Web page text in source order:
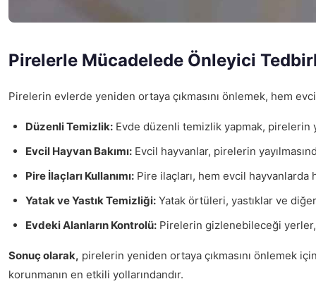
Pirelerle Mücadelede Önleyici
Pirelerin evlerde yeniden ortaya çıkmasını önlemek, hem
Düzenli Temizlik: Evde düzenli temizlik yapmak, pirelerin
Evcil Hayvan Bakımı: Evcil hayvanlar, pirelerin
Pire İlaçları Kullanımı: Pire ilaçları, hem evcil hayvanlarda
Yatak ve Yastık Temizliği: Yatak örtüleri, yastıklar ve
Evdeki Alanların Kontrolü: Pirelerin gizlenebileceği
Sonuç olarak, pirelerin yeniden ortaya çıkmasını önlemek
korunmanın en etkili yollarındandır.